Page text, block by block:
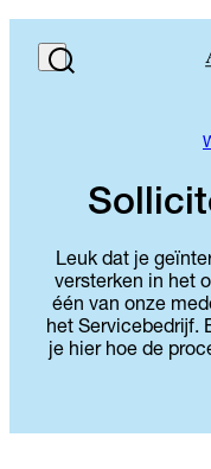
Leuk dat je
versterken in het
één van onze
het Servicebedrijf.
je hier hoe de